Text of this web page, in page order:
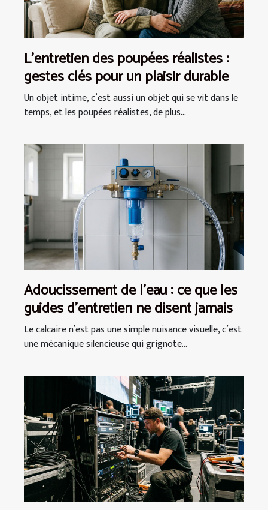
L’entretien des poupées réalistes :
gestes clés pour un plaisir durable
Un objet intime, c’est aussi un objet qui se vit dans le
temps, et les poupées réalistes, de plus...
Adoucissement de l’eau : ce que les
guides d’entretien ne disent jamais
Le calcaire n’est pas une simple nuisance visuelle, c’est
une mécanique silencieuse qui grignote...